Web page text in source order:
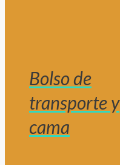
Bolso de
transporte y
cama